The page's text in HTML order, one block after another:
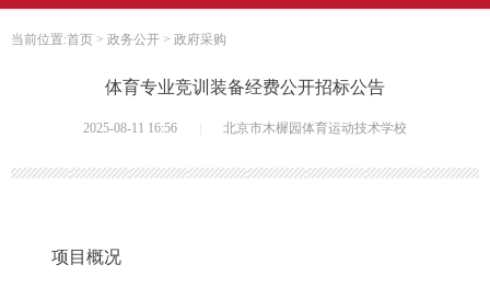
当前位置:首页 > 政务公开 > 政府采购
体育专业竞训装备经费公开招标公告
2025-08-11 16:56 北京市木樨园体育运动技术学校
项目概况